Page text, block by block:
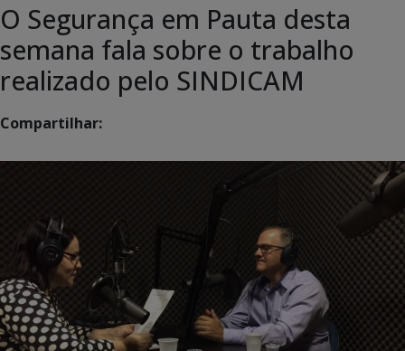
O Segurança em Pauta desta
semana fala sobre o trabalho
realizado pelo SINDICAM
Compartilhar: